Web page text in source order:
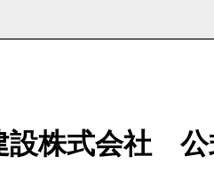
設株式会社